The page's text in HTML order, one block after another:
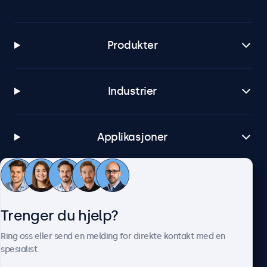
Produkter
Industrier
Applikasjoner
Kundeservice
Trenger du hjelp?
Ring oss eller send en melding for direkte kontakt med en
spesialist.